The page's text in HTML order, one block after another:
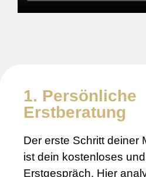
1. Persönliche
Erstberatung
Der erste Schritt deiner
ist dein kostenloses
Erstgespräch. Hier